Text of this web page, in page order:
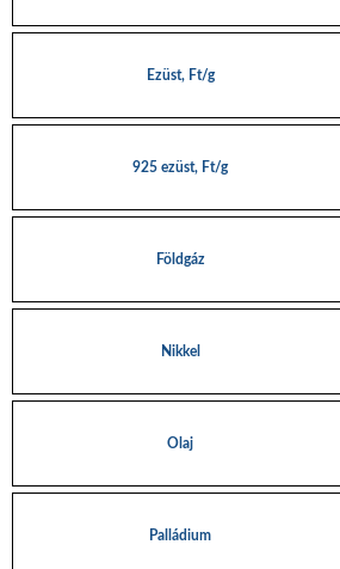
Ezüst, Ft/g
925 ezüst, Ft/g
Földgáz
Nikkel
Olaj
Palládium